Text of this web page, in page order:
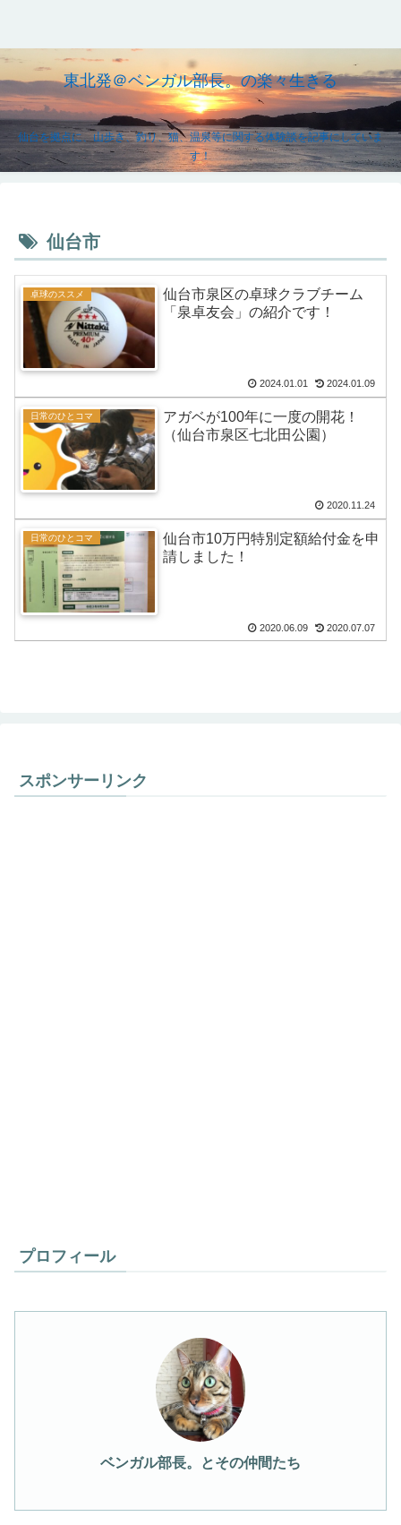
東北発＠ベンガル部長。の楽々生きる
仙台を拠点に、山歩き、釣り、猫、温泉等に関する体験談を記事にしていま
す！
仙台市
卓球のススメ
仙台市泉区の卓球クラブチーム
「泉卓友会」の紹介です！
2024.01.01 2024.01.09
日常のひとコマ
アガベが100年に一度の開花！
（仙台市泉区七北田公園）
2020.11.24
日常のひとコマ
仙台市10万円特別定額給付金を申
請しました！
2020.06.09 2020.07.07
スポンサーリンク
プロフィール
ベンガル部長。とその仲間たち